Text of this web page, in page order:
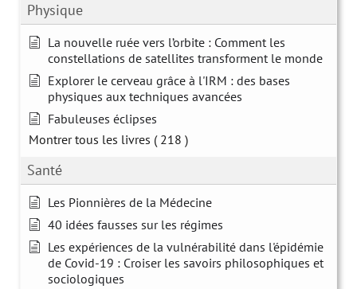
Physique
La nouvelle ruée vers l’orbite : Comment les
constellations de satellites transforment le monde
Explorer le cerveau grâce à l'IRM : des bases
physiques aux techniques avancées
Fabuleuses éclipses
Montrer tous les livres ( 218 )
Santé
Les Pionnières de la Médecine
40 idées fausses sur les régimes
Les expériences de la vulnérabilité dans l'épidémie
de Covid-19 : Croiser les savoirs philosophiques et
sociologiques